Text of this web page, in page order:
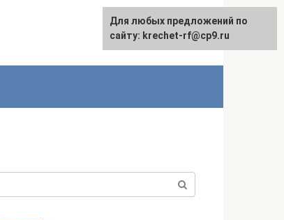
English
Для любых предложений по
сайту: krechet-rf@cp9.ru